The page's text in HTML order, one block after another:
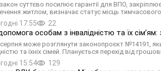
суттєво посилює гарантії для ВПО,
житлом, визначає статус місць
17:55 22
особам з інвалідністю та їх
може розглянути законопроєкт №14191,
та їхніх сімей. Планується перехід від
15:54 129